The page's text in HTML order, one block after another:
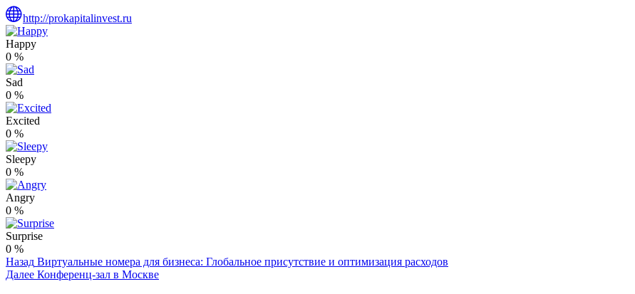
http://prokapitalinvest.ru
Happy
0 %
Sad
0 %
Excited
0 %
Sleepy
0 %
Angry
0 %
Surprise
0 %
Post
Navigation
Назад Виртуальные номера для бизнеса: Глобальное присутствие и оптимизация расходов
Далее Конференц-зал в Москве